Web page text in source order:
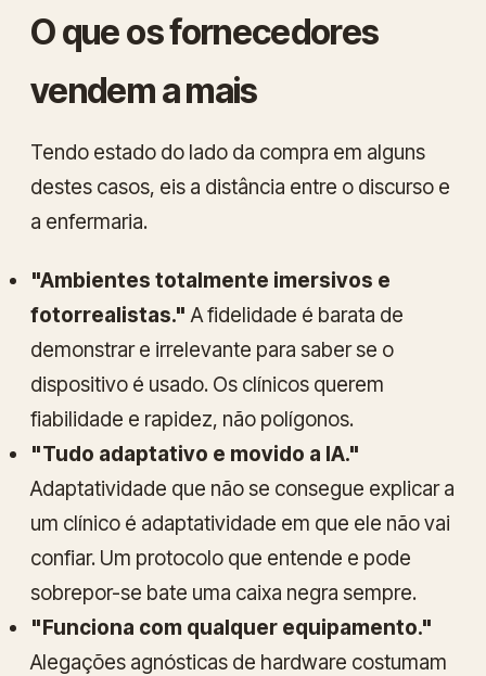
O que os fornecedores
vendem a mais
Tendo estado do lado da compra em alguns
destes casos, eis a distância entre o discurso e
a enfermaria.
"Ambientes totalmente imersivos e
fotorrealistas." A fidelidade é barata de
demonstrar e irrelevante para saber se o
dispositivo é usado. Os clínicos querem
fiabilidade e rapidez, não polígonos.
"Tudo adaptativo e movido a IA."
Adaptatividade que não se consegue explicar a
um clínico é adaptatividade em que ele não vai
confiar. Um protocolo que entende e pode
sobrepor-se bate uma caixa negra sempre.
"Funciona com qualquer equipamento."
Alegações agnósticas de hardware costumam